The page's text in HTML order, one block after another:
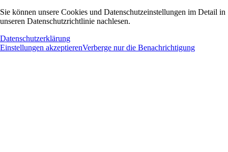
Sie können unsere Cookies und Datenschutzeinstellungen im Detail in
unseren Datenschutzrichtlinie nachlesen.
Datenschutzerklärung
Einstellungen akzeptierenVerberge nur die Benachrichtigung